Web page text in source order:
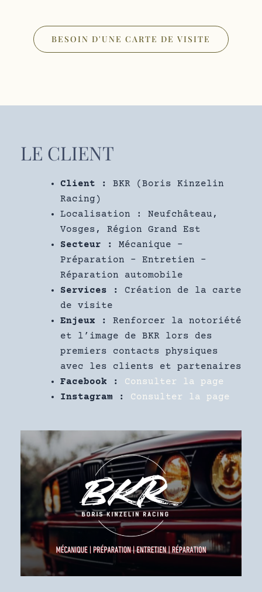
BESOIN D'UNE CARTE DE VISITE
LE CLIENT
Client :
BKR (Boris Kinzelin
Racing)
Localisation : Neufchâteau,
Vosges, Région Grand Est
Secteur :
Mécanique –
Préparation – Entretien –
Réparation automobile
Services :
Création de la carte
de visite
Enjeux :
Renforcer la notoriété
et l’image de BKR lors des
premiers contacts physiques
avec les clients et partenaires
Facebook : Consulter la page
Instagram : Consulter la page